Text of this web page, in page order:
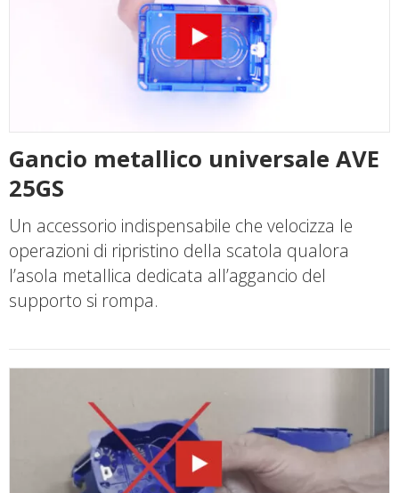
Gancio metallico universale AVE
25GS
Un accessorio indispensabile che velocizza le
operazioni di ripristino della scatola qualora
l’asola metallica dedicata all’aggancio del
supporto si rompa.